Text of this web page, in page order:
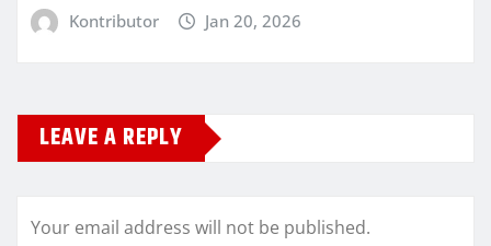
Kontributor Jan 20, 2026
LEAVE A REPLY
Your email address will not be published.